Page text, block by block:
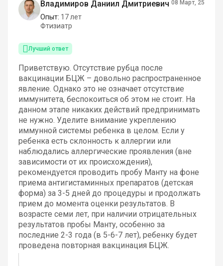
Владимиров Даниил Дмитриевич
Опыт: 17 лет
Фтизиатр
08 Март, 25
Лучший ответ
Приветствую. Отсутствие рубца после
вакцинации БЦЖ – довольно распространенное
явление. Однако это не означает отсутствие
иммунитета, беспокоиться об этом не стоит. На
данном этапе никаких действий предпринимать
не нужно. Уделите внимание укреплению
иммунной системы ребенка в целом. Если у
ребенка есть склонность к аллергии или
наблюдались аллергические проявления (вне
зависимости от их происхождения),
рекомендуется проводить пробу Манту на фоне
приема антигистаминных препаратов (детская
форма) за 3-5 дней до процедуры и продолжать
прием до момента оценки результатов. В
возрасте семи лет, при наличии отрицательных
результатов пробы Манту, особенно за
последние 2-3 года (в 5-6-7 лет), ребенку будет
проведена повторная вакцинация БЦЖ.